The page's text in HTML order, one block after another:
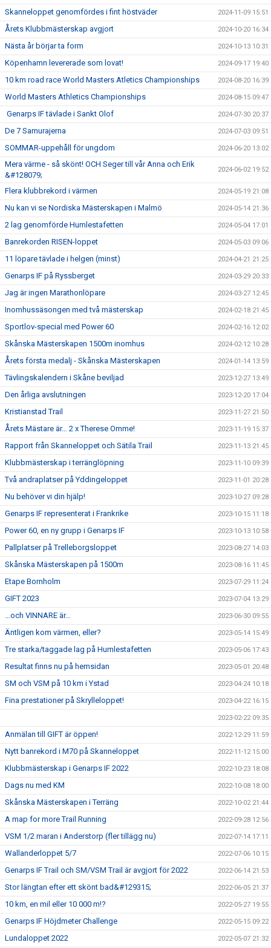
Skanneloppet genomfördes i fint höstväder 2024-11-09 15:51
Årets Klubbmästerskap avgjort 2024-10-20 16:34
Nästa år börjar ta form 2024-10-13 10:31
Köpenhamn levererade som lovat! 2024-09-17 19:40
10 km road race World Masters Atletics Championships 2024-08-20 16:39
World Masters Athletics Championships 2024-08-15 09:47
Genarps IF tävlade i Sankt Olof 2024-07-30 20:37
De 7 Samurajerna 2024-07-03 09:51
SOMMAR-uppehåll för ungdom 2024-06-20 13:02
Mera värme - så skönt! OCH Seger till vår Anna och Erik
&#128079;
2024-06-02 19:52
Flera klubbrekord i värmen 2024-05-19 21:08
Nu kan vi se Nordiska Mästerskapen i Malmö 2024-05-14 21:36
2 lag genomförde Humlestafetten 2024-05-04 17:01
Banrekorden RISEN-loppet 2024-05-03 09:06
11 löpare tävlade i helgen (minst) 2024-04-21 21:25
Genarps IF på Ryssberget 2024-03-29 20:33
Jag är ingen Marathonlöpare 2024-03-27 12:45
Inomhussäsongen med två mästerskap 2024-02-18 21:45
Sportlov-special med Power 60 2024-02-16 12:02
Skånska Mästerskapen 1500m inomhus 2024-02-12 10:28
Årets första medalj - Skånska Mästerskapen 2024-01-14 13:59
Tävlingskalendern i Skåne beviljad 2023-12-27 13:49
Den årliga avslutningen 2023-12-20 17:04
Kristianstad Trail 2023-11-27 21:50
Årets Mästare är… 2 x Therese Omme! 2023-11-19 15:37
Rapport från Skanneloppet och Sätila Trail 2023-11-13 21:45
Klubbmästerskap i terränglöpning 2023-11-10 09:39
Två andraplatser på Yddingeloppet 2023-11-01 20:28
Nu behöver vi din hjälp! 2023-10-27 09:28
Genarps IF representerat i Frankrike 2023-10-15 11:18
Power 60, en ny grupp i Genarps IF 2023-10-13 10:58
Pallplatser på Trelleborgsloppet 2023-08-27 14:03
Skånska Mästerskapen på 1500m 2023-08-16 11:45
Etape Bornholm 2023-07-29 11:24
GIFT 2023 2023-07-04 13:29
…och VINNARE är… 2023-06-30 09:55
Äntligen kom värmen, eller? 2023-05-14 15:49
Tre starka/taggade lag på Humlestafetten 2023-05-06 17:43
Resultat finns nu på hemsidan 2023-05-01 20:48
SM och VSM på 10 km i Ystad 2023-04-24 10:18
Fina prestationer på Skrylleloppet! 2023-04-22 16:15
2023-02-22 09:35
Anmälan till GIFT är öppen! 2022-12-29 11:59
Nytt banrekord i M70 på Skanneloppet 2022-11-12 15:00
Klubbmästerskap i Genarps IF 2022 2022-10-23 18:08
Dags nu med KM 2022-10-08 18:00
Skånska Mästerskapen i Terräng 2022-10-02 21:44
A map for more Trail Running 2022-09-28 12:56
VSM 1/2 maran i Anderstorp (fler tillägg nu) 2022-07-14 17:11
Wallanderloppet 5/7 2022-07-06 10:15
Genarps IF Trail och SM/VSM Trail är avgjort för 2022 2022-06-14 21:53
Stor längtan efter ett skönt bad&#129315; 2022-06-05 21:37
10 km, en mil eller 10 000 m!? 2022-05-27 19:55
Genarps IF Höjdmeter Challenge 2022-05-15 09:22
Lundaloppet 2022 2022-05-07 21:32